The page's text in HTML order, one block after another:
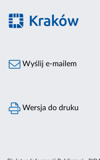
Wyślij e-mailem
Wersja do druku